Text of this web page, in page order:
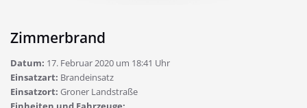
Zimmerbrand
Datum: 17. Februar 2020 um 18:41 Uhr
Einsatzart: Brandeinsatz
Einsatzort: Groner Landstraße